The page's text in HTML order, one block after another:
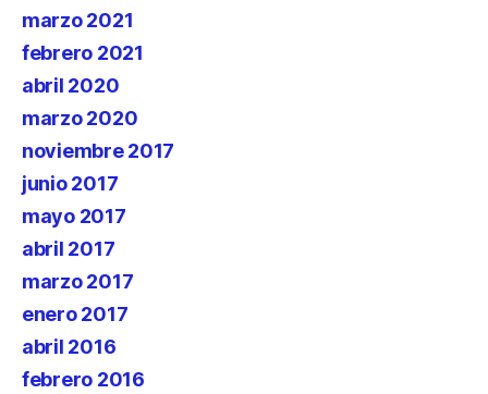
marzo 2021
febrero 2021
abril 2020
marzo 2020
noviembre 2017
junio 2017
mayo 2017
abril 2017
marzo 2017
enero 2017
abril 2016
febrero 2016